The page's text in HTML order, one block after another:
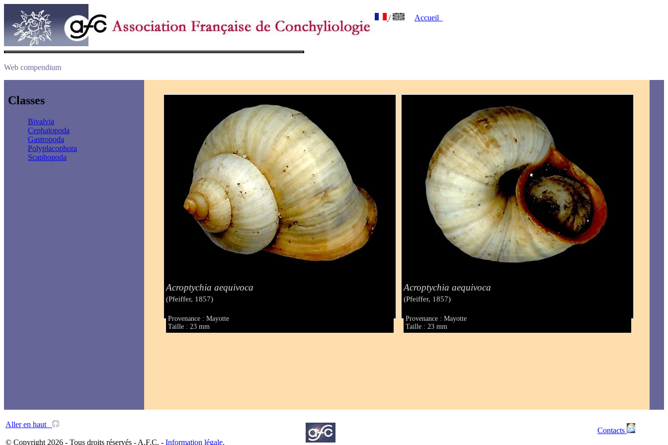
/ Accueil
Web compendium
Classes
Bivalvia
Cephalopoda
Gastropoda
Polyplacophora
Scaphopoda
Acroptychia aequivoca
(Pfeiffer, 1857)
Provenance : Mayotte
Taille : 23 mm
Acroptychia aequivoca
(Pfeiffer, 1857)
Provenance : Mayotte
Taille : 23 mm
Aller en haut
© Copyright 2026 - Tous droits réservés - A.F.C. - Information légale.
Contacts